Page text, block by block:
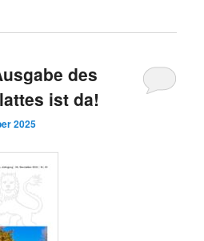
des
ist da!
2025